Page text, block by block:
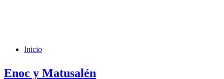
Inicio
Enoc y Matusalén